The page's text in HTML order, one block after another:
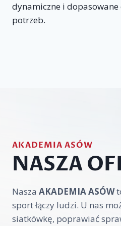
dynamiczne i dopasowane
potrzeb.
AKADEMIA ASÓW
NASZA
Nasza AKADEMIA ASÓW
sport łączy ludzi. U nas
siatkówkę, poprawiać